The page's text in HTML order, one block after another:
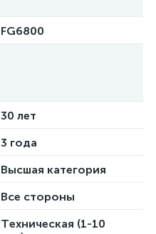
FG6800
30 лет
3 года
Высшая категория
Все стороны
Техническая (1-10